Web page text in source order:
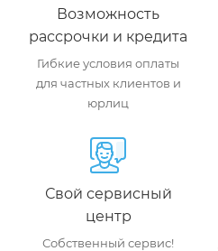
Возможность
рассрочки и кредита
Гибкие условия оплаты
для частных клиентов и
юрлиц
Свой сервисный
центр
Собственный сервис!